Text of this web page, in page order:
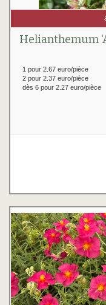
Helianthemum
1 pour 2.67 euro/pièce
2 pour 2.37 euro/pièce
dès 6 pour 2.27 euro/pièce